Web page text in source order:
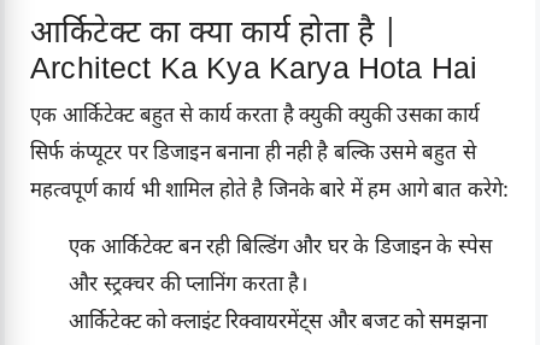
आर्किटेक्ट का क्या कार्य होता है |
Architect Ka Kya Karya Hota Hai
एक आर्किटेक्ट बहुत से कार्य करता है क्युकी क्युकी उसका कार्य
सिर्फ कंप्यूटर पर डिजाइन बनाना ही नही है बल्कि उसमे बहुत से
महत्वपूर्ण कार्य भी शामिल होते है जिनके बारे में हम आगे बात करेगे:
एक आर्किटेक्ट बन रही बिल्डिंग और घर के डिजाइन के स्पेस
और स्ट्रक्चर की प्लानिंग करता है।
आर्किटेक्ट को क्लाइंट रिक्वायरमेंट्स और बजट को समझना